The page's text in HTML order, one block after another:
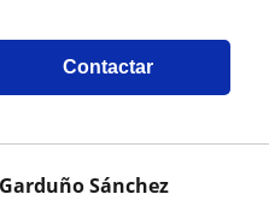
Contactar
Sánchez